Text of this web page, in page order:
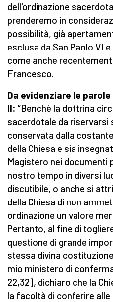
dell'ordinazione
prenderemo in
possibilità, già
esclusa da San Paolo VI
come anche
Francesco.
Da evidenziare le parole
II: “Benché la dottrina
sacerdotale da riservarsi
conservata dalla
della Chiesa e sia
Magistero nei documenti
nostro tempo in diversi
discutibile, o anche si
della Chiesa di non
ordinazione un valore
Pertanto, al fine di
questione di grande
stessa divina
mio ministero di
22,32], dichiaro che la
la facoltà di conferire alle